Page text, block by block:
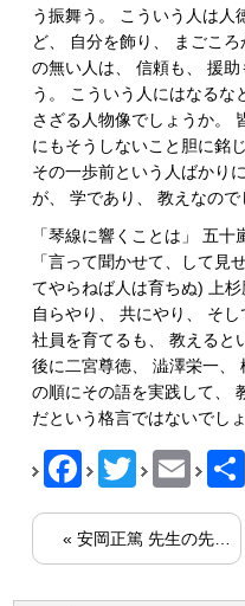
う振舞う。 こういう人は人
ど、 自分を飾り、 まごこ
の無い人は、 信頼も、 援
う。 こういう人にはなるな
さざる人物像でしょうか。
にもそうしないこと胆に銘
その一歩前という人ばかり
が、 学であり、 教えなので
「琴線に響くことは」 五十
「言って聞かせて、して見
てやらねば人は育ちぬ) 上杉
自らやり、 共にやり、 そ
社員を育てるも、 教えると
後に二宮尊徳、 澁澤栄一、
の順にその語を実践して、
だという格言ではないでしょ
Facebook
Twitter
« 安岡正篤 先生の先哲講座より